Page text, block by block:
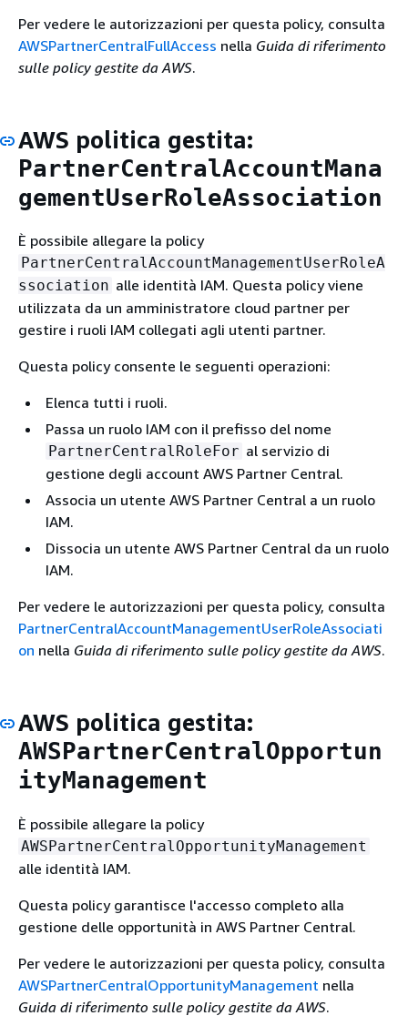
Per vedere le autorizzazioni per questa policy, consulta
AWSPartnerCentralFullAccess nella Guida di riferimento
sulle policy gestite da AWS.
AWS politica gestita:
PartnerCentralAccountMana
gementUserRoleAssociation
È possibile allegare la policy
PartnerCentralAccountManagementUserRoleA
ssociation alle identità IAM. Questa policy viene
utilizzata da un amministratore cloud partner per
gestire i ruoli IAM collegati agli utenti partner.
Questa policy consente le seguenti operazioni:
Elenca tutti i ruoli.
Passa un ruolo IAM con il prefisso del nome
PartnerCentralRoleFor al servizio di
gestione degli account AWS Partner Central.
Associa un utente AWS Partner Central a un ruolo
IAM.
Dissocia un utente AWS Partner Central da un ruolo
IAM.
Per vedere le autorizzazioni per questa policy, consulta
PartnerCentralAccountManagementUserRoleAssociati
on nella Guida di riferimento sulle policy gestite da AWS.
AWS politica gestita:
AWSPartnerCentralOpportun
ityManagement
È possibile allegare la policy
AWSPartnerCentralOpportunityManagement
alle identità IAM.
Questa policy garantisce l'accesso completo alla
gestione delle opportunità in AWS Partner Central.
Per vedere le autorizzazioni per questa policy, consulta
AWSPartnerCentralOpportunityManagement nella
Guida di riferimento sulle policy gestite da AWS.